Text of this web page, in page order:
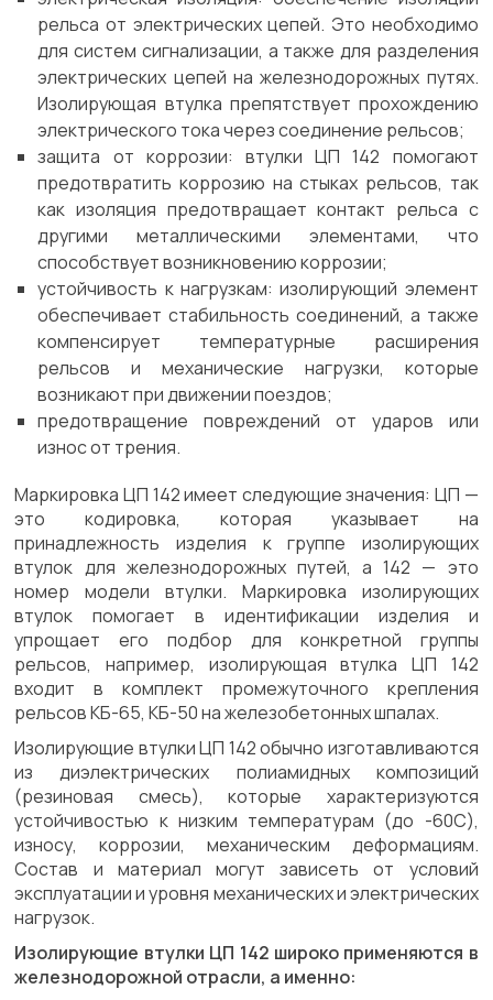
рельса от электрических цепей. Это необходимо
для систем сигнализации, а также для разделения
электрических цепей на железнодорожных путях.
Изолирующая втулка препятствует прохождению
электрического тока через соединение рельсов;
защита от коррозии: втулки ЦП 142 помогают
предотвратить коррозию на стыках рельсов, так
как изоляция предотвращает контакт рельса с
другими металлическими элементами, что
способствует возникновению коррозии;
устойчивость к нагрузкам: изолирующий элемент
обеспечивает стабильность соединений, а также
компенсирует температурные расширения
рельсов и механические нагрузки, которые
возникают при движении поездов;
предотвращение повреждений от ударов или
износ от трения.
Маркировка ЦП 142 имеет следующие значения: ЦП —
это кодировка, которая указывает на
принадлежность изделия к группе изолирующих
втулок для железнодорожных путей, а 142 — это
номер модели втулки. Маркировка изолирующих
втулок помогает в идентификации изделия и
упрощает его подбор для конкретной группы
рельсов, например, изолирующая втулка ЦП 142
входит в комплект промежуточного крепления
рельсов КБ-65, КБ-50 на железобетонных шпалах.
Изолирующие втулки ЦП 142 обычно изготавливаются
из диэлектрических полиамидных композиций
(резиновая смесь), которые характеризуются
устойчивостью к низким температурам (до -60С),
износу, коррозии, механическим деформациям.
Состав и материал могут зависеть от условий
эксплуатации и уровня механических и электрических
нагрузок.
Изолирующие втулки ЦП 142 широко применяются в
железнодорожной отрасли, а именно: